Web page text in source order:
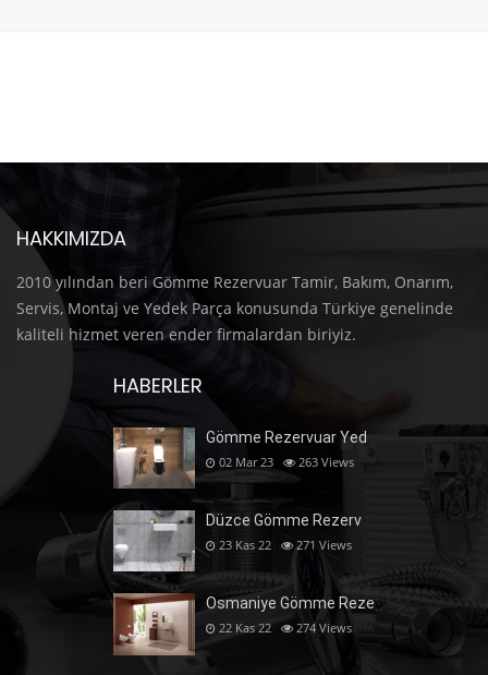
HAKKIMIZDA
2010 yılından beri Gömme Rezervuar Tamir, Bakım, Onarım,
Servis, Montaj ve Yedek Parça konusunda Türkiye genelinde
kaliteli hizmet veren ender firmalardan biriyiz.
HABERLER
Gömme Rezervuar Yed
02 Mar 23 263 Views
Düzce Gömme Rezerv
23 Kas 22 271 Views
Osmaniye Gömme Reze
22 Kas 22 274 Views